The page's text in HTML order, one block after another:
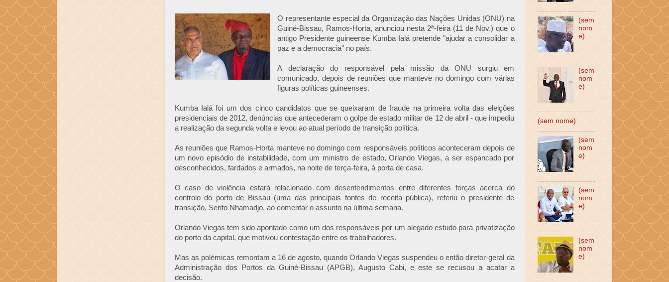
O representante especial da Organização das Nações Unidas (ONU) na
Guiné-Bissau, Ramos-Horta, anunciou nesta 2ª-feira (11 de Nov.) que o
antigo Presidente guineense Kumba Ialá pretende "ajudar a consolidar a
paz e a democracia" no país.
A declaração do responsável pela missão da ONU surgiu em
comunicado, depois de reuniões que manteve no domingo com várias
figuras políticas guineenses.
Kumba Ialá foi um dos cinco candidatos que se queixaram de fraude na primeira volta das eleições
presidenciais de 2012, denúncias que antecederam o golpe de estado militar de 12 de abril - que impediu
a realização da segunda volta e levou ao atual período de transição política.
As reuniões que Ramos-Horta manteve no domingo com responsáveis políticos aconteceram depois de
um novo episódio de instabilidade, com um ministro de estado, Orlando Viegas, a ser espancado por
desconhecidos, fardados e armados, na noite de terça-feira, à porta de casa.
O caso de violência estará relacionado com desentendimentos entre diferentes forças acerca do
controlo do porto de Bissau (uma das principais fontes de receita pública), referiu o presidente de
transição, Serifo Nhamadjo, ao comentar o assunto na última semana.
Orlando Viegas tem sido apontado como um dos responsáveis por um alegado estudo para privatização
do porto da capital, que motivou contestação entre os trabalhadores.
Mas as polémicas remontam a 16 de agosto, quando Orlando Viegas suspendeu o então diretor-geral da
Administração dos Portos da Guiné-Bissau (APGB), Augusto Cabi, e este se recusou a acatar a
decisão.
(sem
nom
e)
(sem
nom
e)
(sem nome)
(sem
nom
e)
(sem
nom
e)
(sem
nom
e)